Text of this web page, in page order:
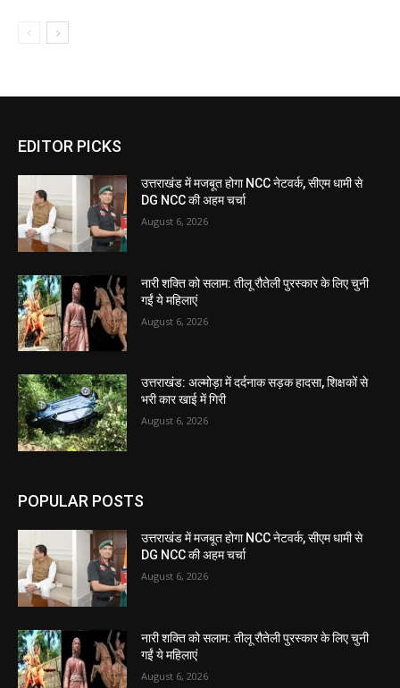
EDITOR PICKS
उत्तराखंड में मजबूत होगा NCC नेटवर्क, सीएम धामी से
DG NCC की अहम चर्चा
August 6, 2026
नारी शक्ति को सलाम: तीलू रौतेली पुरस्कार के लिए चुनी
गईं ये महिलाएं
August 6, 2026
उत्तराखंड: अल्मोड़ा में दर्दनाक सड़क हादसा, शिक्षकों से
भरी कार खाई में गिरी
August 6, 2026
POPULAR POSTS
उत्तराखंड में मजबूत होगा NCC नेटवर्क, सीएम धामी से
DG NCC की अहम चर्चा
August 6, 2026
नारी शक्ति को सलाम: तीलू रौतेली पुरस्कार के लिए चुनी
गईं ये महिलाएं
August 6, 2026